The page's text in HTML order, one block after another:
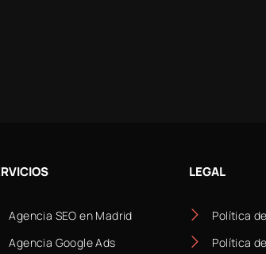
Agencia SEO en Madrid
Agencia Google Ads
LEGAL
Política
Política